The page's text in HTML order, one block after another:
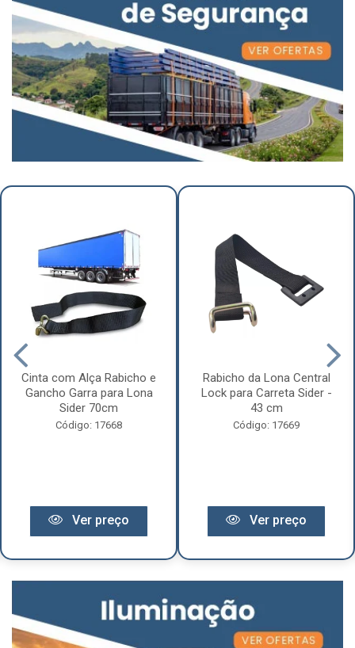
Cinta com Alça Rabicho e
Gancho Garra para Lona
Sider 70cm
Código: 17668
Ver preço
Rabicho da Lona Central
Lock para Carreta Sider -
43 cm
Código: 17669
Ver preço